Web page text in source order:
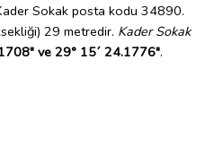
Sokak posta kodu 34890.
29 metredir. Kader Sokak
ve 29° 15´ 24.1776".